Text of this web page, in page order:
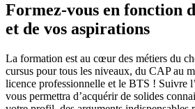
Formez-vous en fonction
et de vos aspirations
La formation est au cœur des métiers du
cursus pour tous les niveaux, du CAP au
licence professionnelle et le BTS ! Suivre
vous permettra d’acquérir de solides